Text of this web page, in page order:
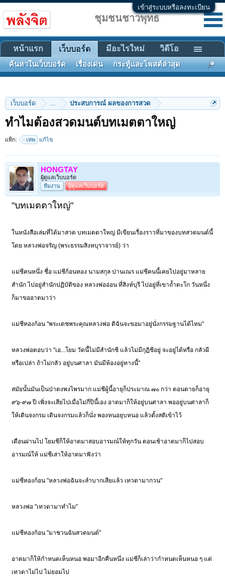
เข้าสู่ระบบหรือลงทะเบียน
เว็บบอร์ด ... ประสบการณ์ ผลของการสวด
ทำไมต้องสวดมนต์บทเมตตาใหญ่
แท็ก: เทพ แก้ไข
HONGTAY
ผู้ดูแลเว็บบอร์ด
ทีมงาน
ผู้ดูแลเว็บบอร์ด
"บทเมตตาใหญ่"
ในหนังสือเล่มที่ได้มาสวด บทเมตตาใหญ่ มีเขียนเรื่องราวที่มาของบทสวดมนต์นี้
โดย หลวงพ่อจรัญ (พระธรรมสิงหบุราจารย์) ว่า
แม่ชีคนหนึ่ง ชื่อ แม่ชีก้อนทอง นามสกุล ปานเณร แม่ชีคนนี้เคยไปอยู่มาหลาย
สำนัก ไปอยู่สำนักปฏิบัติของ หลวงพ่ออ่อน ที่สิงห์บุรี ไปอยู่ที่เขาถ้ำตะโก วันหนึ่ง
ก็มาขออาตมาว่า
แม่ชีทองก้อน "พระเดชพระคุณหลวงพ่อ ดิฉันจะขอมาอยู่นั่งกรรมฐานได้ไหม"
หลวงพ่อตอบว่า "เอ...โยม วัดนี้ไม่มีสำนักชี แล้วไม่มีกุฏิชีอยู่ จะอยู่ได้หรือ กลัวผี
หรือเปล่า ถ้าไม่กลัว อยู่บนศาลา มันมีห้องอยู่ทางนี้"
สมัยนั้นมันเป็นป่าดงพงไพรมาก แม่ชีผู้นี้อายุก็ประมาณ ๗๐ กว่า ตอนตายก็อายุ
๙๖-๙๗ ปี เพิ่งจะเสียไปเมื่อไม่กี่ปีนี้เอง อาตมาก็ให้อยู่บนศาลา พออยู่บนศาลาก็
ให้เดินจงกรม เดินจงกรมแล้วก็นั่ง พองหนอยุบหนอ แล้วตั้งสติเข้าไว้
เดือนผ่านไป โยมชีก็ให้อาตมาสอบอารมณ์ให้ทุกวัน ตอนเช้าอาตมาก็ไปสอบ
อารมณ์ให้ แม่ชีเล่าให้อาตมาฟังว่า
แม่ชีทองก้อน "หลวงพ่อฉันจะลำบากเสียแล้ว เทวดามากวน"
หลวงพ่อ "เทวดามาทำไม"
แม่ชีทองก้อน "มาชวนฉันสวดมนต์"
อาตมาก็ให้กำหนดเห็นหนอ พอมาอีกคืนหนึ่ง แม่ชีก็เล่าว่ากำหนดเห็นหนอ ๆ แต่
เทวดาไม่ไป ไม่ยอมไป
ชุมชนชาวพุทธ
หน้าแรก เว็บบอร์ด
ค้นหาในเว็บบอร์ด เรื่องเด่น กระทู้และโพสต์ล่าสุด
มีอะไรใหม่ วิดีโอ